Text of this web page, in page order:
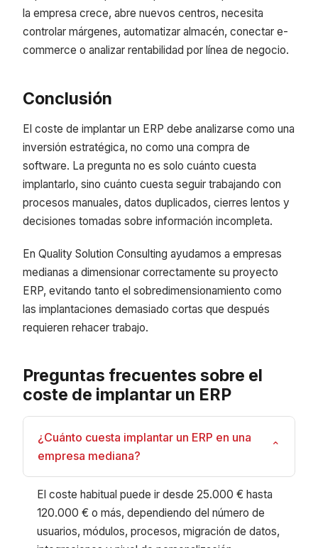
la empresa crece, abre nuevos centros, necesita
controlar márgenes, automatizar almacén, conectar e-
commerce o analizar rentabilidad por línea de negocio.
Conclusión
El coste de implantar un ERP debe analizarse como una
inversión estratégica, no como una compra de
software. La pregunta no es solo cuánto cuesta
implantarlo, sino cuánto cuesta seguir trabajando con
procesos manuales, datos duplicados, cierres lentos y
decisiones tomadas sobre información incompleta.
En Quality Solution Consulting ayudamos a empresas
medianas a dimensionar correctamente su proyecto
ERP, evitando tanto el sobredimensionamiento como
las implantaciones demasiado cortas que después
requieren rehacer trabajo.
Preguntas frecuentes sobre el
coste de implantar un ERP
¿Cuánto cuesta implantar un ERP en una
empresa mediana?
⌄
El coste habitual puede ir desde 25.000 € hasta
120.000 € o más, dependiendo del número de
usuarios, módulos, procesos, migración de datos,